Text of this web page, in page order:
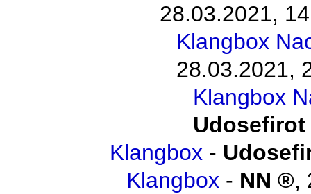
28.03.2021,
Klangbox
28.03.2021,
Klangbox
Udosefirot
Klangbox -
Klangbox - NN ,